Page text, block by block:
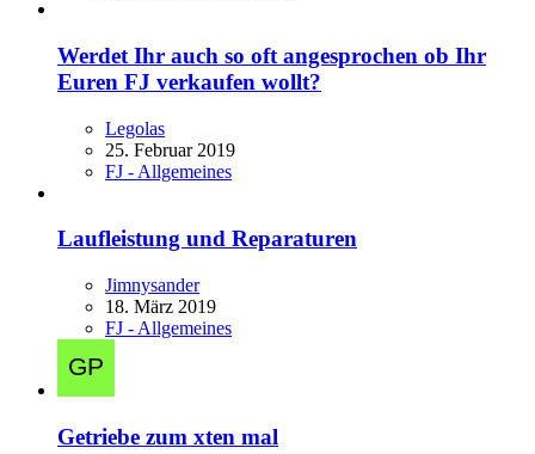
Werdet Ihr auch so oft angesprochen ob Ihr
Euren FJ verkaufen wollt?
Legolas
25. Februar 2019
FJ - Allgemeines
Laufleistung und Reparaturen
Jimnysander
18. März 2019
FJ - Allgemeines
Getriebe zum xten mal